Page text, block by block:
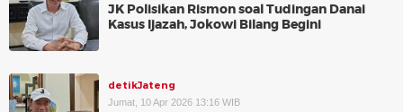
JK Polisikan Rismon soal Tudingan Danai
Kasus Ijazah, Jokowi Bilang Begini
detikJateng
Jumat, 10 Apr 2026 13:16 WIB